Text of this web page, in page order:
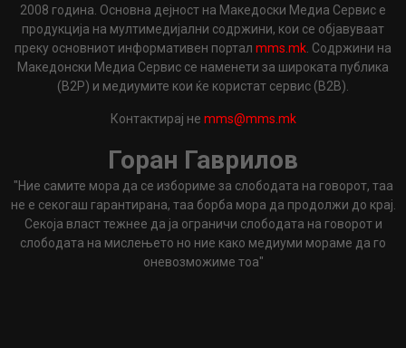
2008 година. Основна дејност на Македоски Медиа Сервис е
продукција на мултимедијални содржини, кои се објавуваат
преку основниот информативен портал mms.mk . Содржини на
Македонски Медиа Сервис се наменети за широката публика
(B2P) и медиумите кои ќе користат сервис (B2B).
Контактирај не mms@mms.mk
Горан Гаврилов
"Ние самите мора да се избориме за слободата на говорот, таа
не е секогаш гарантирана, таа борба мора да продолжи до крај.
Секоја власт тежнее да ја ограничи слободата на говорот и
слободата на мислењето но ние како медиуми мораме да го
оневозможиме тоа"